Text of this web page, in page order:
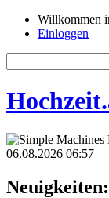
Willkommen
Einloggen
06.08.2026 06:57
Neuigkeiten: